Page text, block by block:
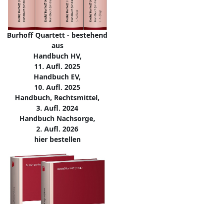
Burhoff Quartett - bestehend
aus
Handbuch HV,
11. Aufl. 2025
Handbuch EV,
10. Aufl. 2025
Handbuch, Rechtsmittel,
3. Aufl. 2024
Handbuch Nachsorge,
2. Aufl. 2026
hier bestellen